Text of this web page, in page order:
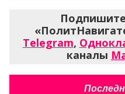
Telegram,
каналы